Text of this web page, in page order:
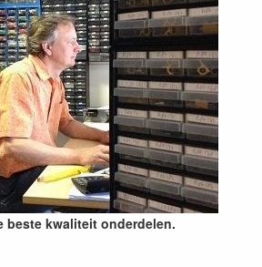
beste kwaliteit onderdelen.